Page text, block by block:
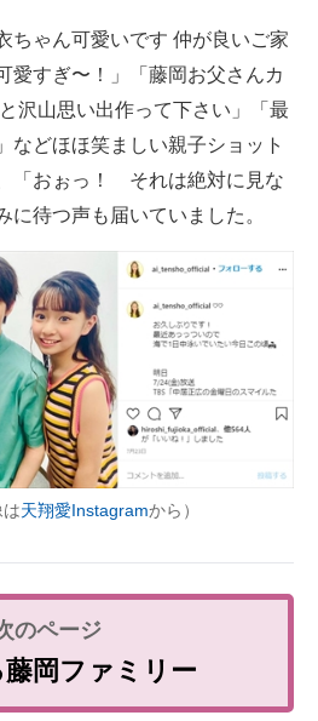
ゃん可愛いです 仲が良いご家
愛すぎ〜！」「藤岡お父さんカ
沢山思い出作って下さい」「最
などほほ笑ましい親子ショット
「おぉっ！ それは絶対に見な
に待つ声も届いていました。
天翔愛Instagramから）
岡ファミリー